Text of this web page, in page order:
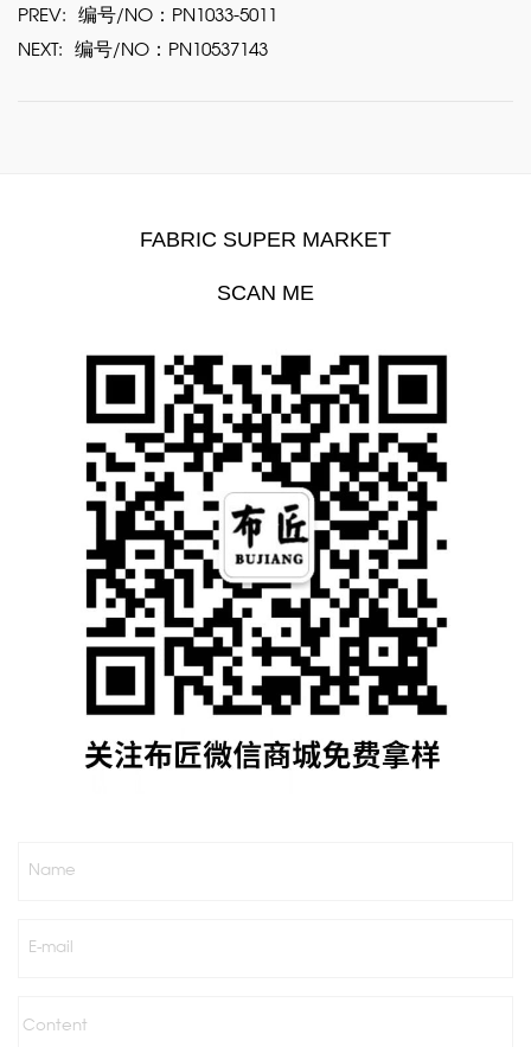
PREV: 编号/NO：PN1033-5011
NEXT: 编号/NO：PN10537143
FABRIC SUPER MARKET
SCAN ME
Name
E-mail
Content